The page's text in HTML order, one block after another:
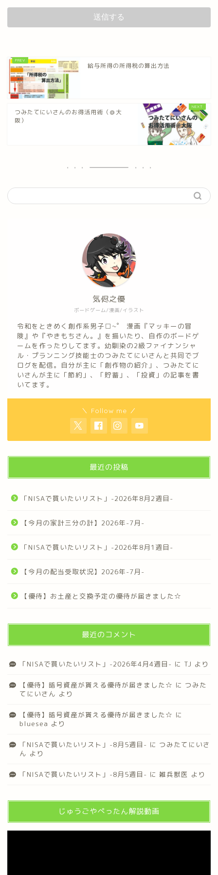
給与所得の所得税の算出方法
つみたてにいさんのお得活用術（＠大
阪）
ボードゲーム/漫画/イラスト
気侭之優
令和をときめく創作系男子□~゜ 漫画『マッキーの冒
険』や『やきもちさん。』を描いたり、自作のボードゲ
ームを作ったりしてます。幼馴染の2級ファイナンシャ
ル・プランニング技能士のつみたてにいさんと共同でブ
ログを配信。自分が主に「創作物の紹介」、つみたてに
いさんが主に「節約」、「貯蓄」、「投資」の記事を書
いてます。
＼ Follow me ／
最近の投稿
「NISAで買いたいリスト」-2026年8月2週目-
【今月の家計三分の計】2026年-7月-
「NISAで買いたいリスト」-2026年8月1週目-
【今月の配当受取状況】2026年-7月-
【優待】お土産と交換予定の優待が届きました☆
最近のコメント
「NISAで買いたいリスト」-2026年4月4週目- に TJ より
【優待】暗号資産が貰える優待が届きました☆ に つみた
てにいさん より
【優待】暗号資産が貰える優待が届きました☆ に
bluesea より
「NISAで買いたいリスト」-8月5週目- に つみたてにいさ
ん より
「NISAで買いたいリスト」-8月5週目- に 雑兵獣医 より
じゅうごやぺったん解説動画